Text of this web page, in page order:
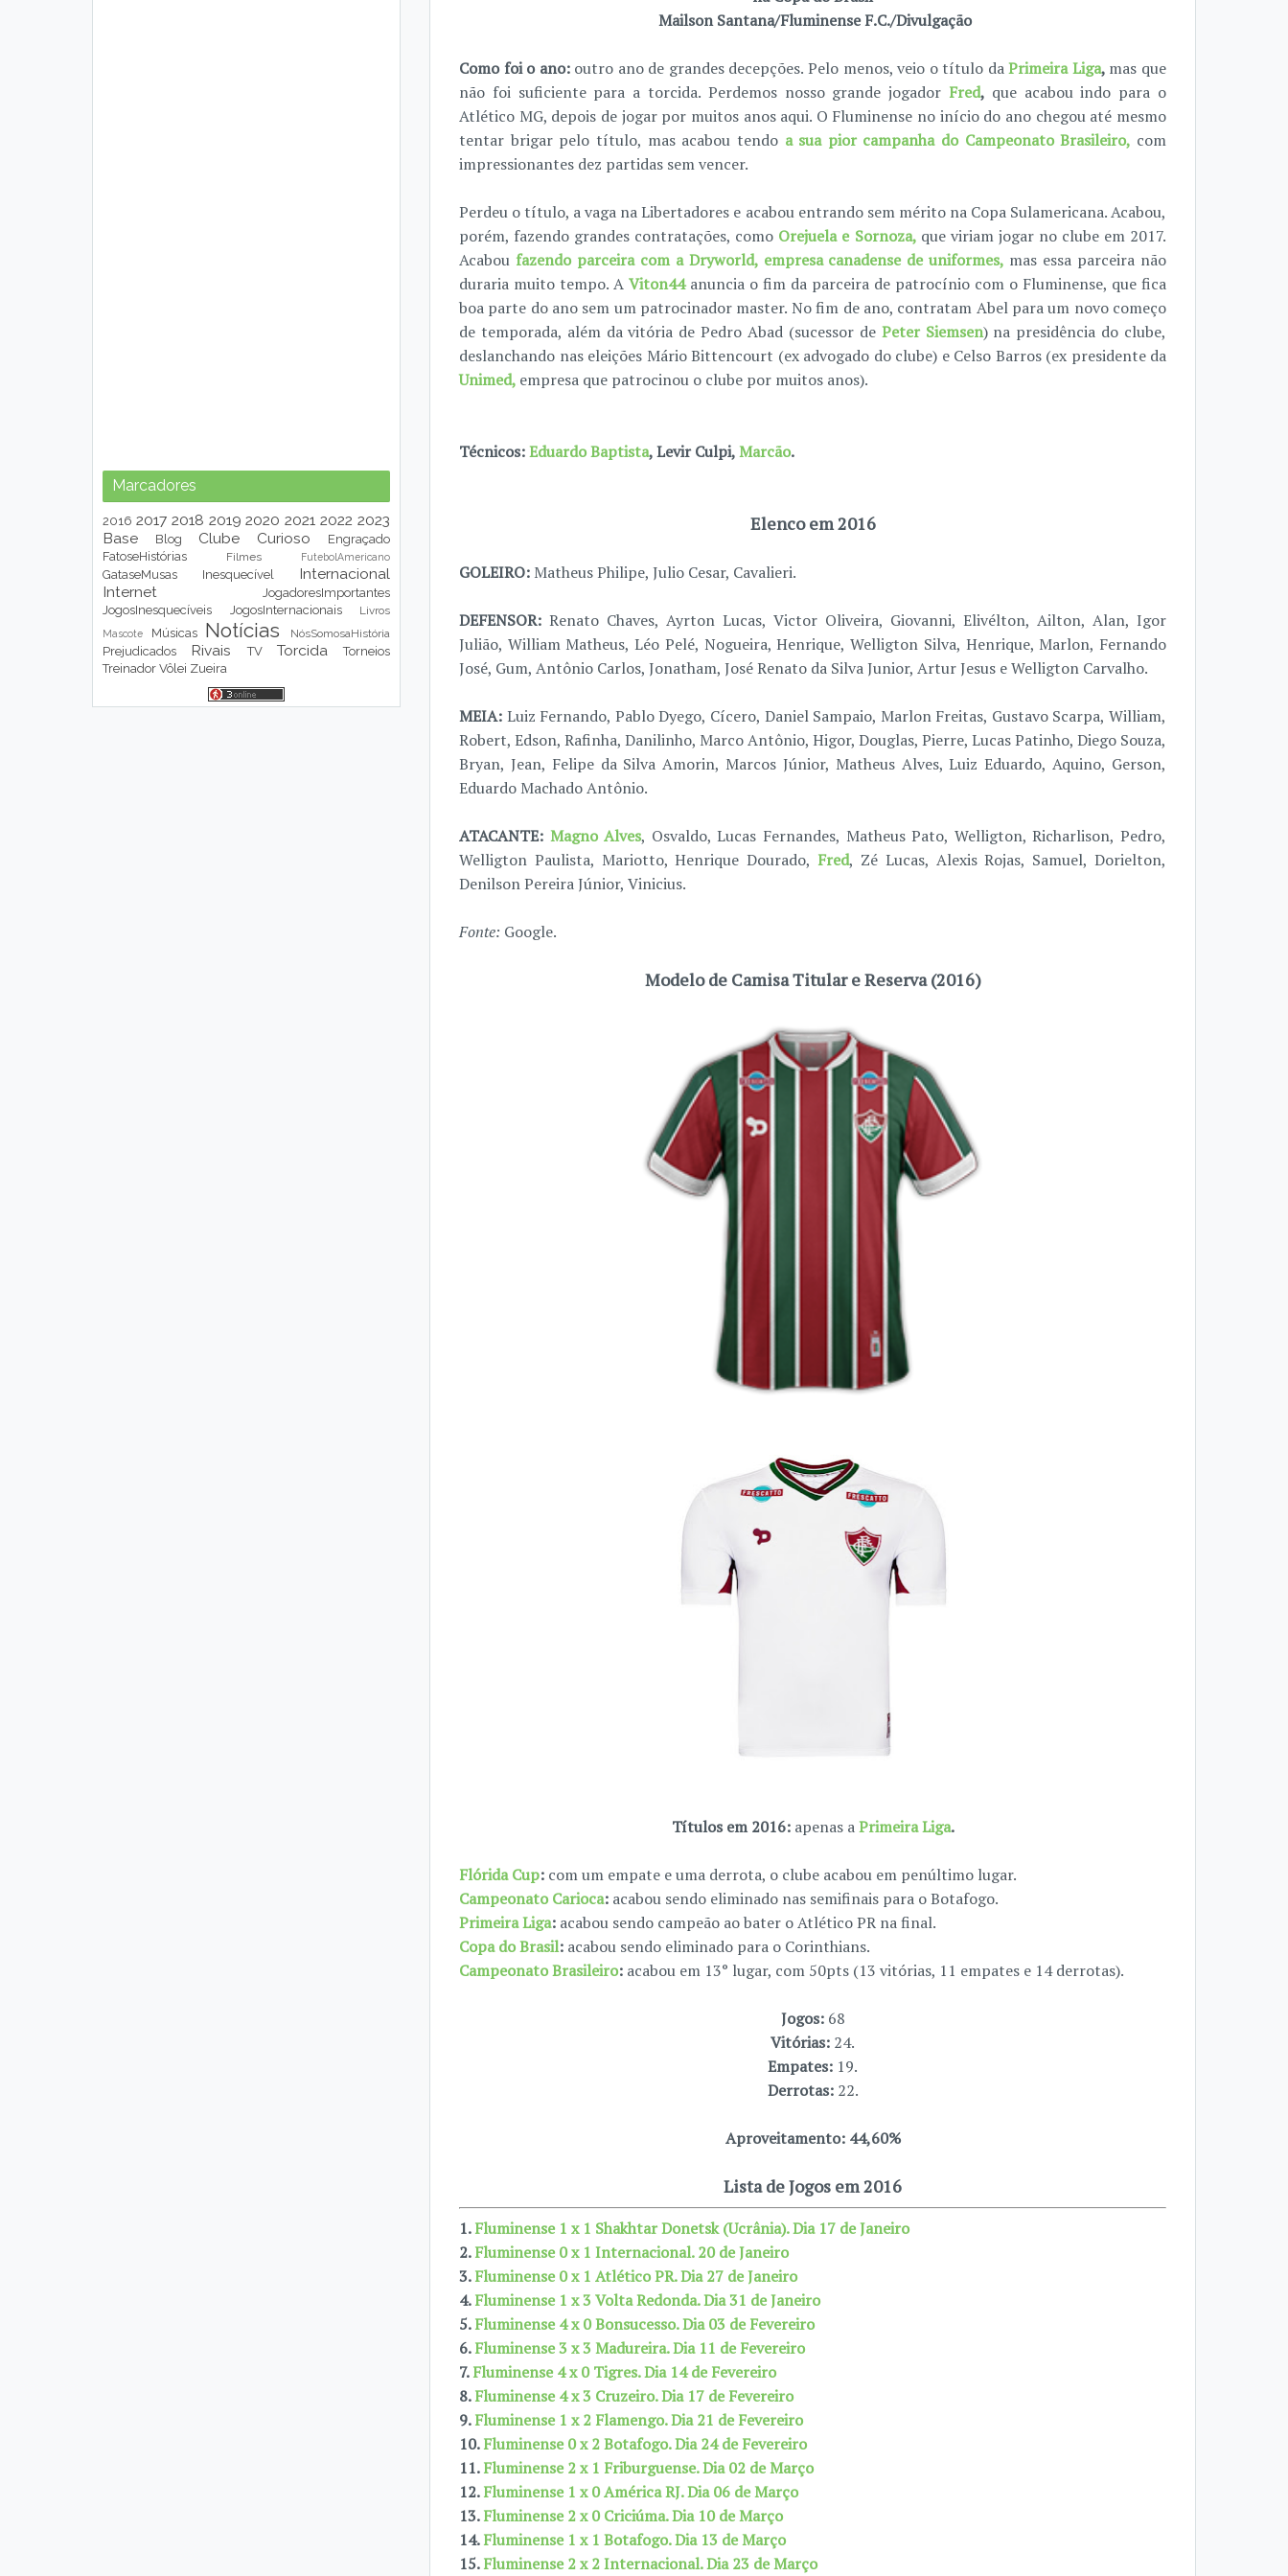
Mailson Santana/Fluminense F.C./Divulgação
Como foi o ano: outro ano de grandes decepções. Pelo menos, veio o título daPrimeira Liga, mas que
não foi suficiente para a torcida. Perdemos nosso grande jogador Fred, que acabou indo para o
Atlético MG, depois de jogar por muitos anos aqui. O Fluminense no início do ano chegou até mesmo
tentar brigar pelo título, mas acabou tendo a sua pior campanha do Campeonato Brasileiro, com
impressionantes dez partidas sem vencer.
Perdeu o título, a vaga na Libertadores e acabou entrando sem mérito na Copa Sulamericana. Acabou,
porém, fazendo grandes contratações, como Orejuela e Sornoza, que viriam jogar no clube em 2017.
Acabou fazendo parceira com a Dryworld, empresa canadense de uniformes, mas essa parceira não
duraria muito tempo. A Viton44 anuncia o fim da parceira de patrocínio com o Fluminense, que fica
boa parte do ano sem um patrocinador master. No fim de ano, contratam Abel para um novo começo
de temporada, além da vitória de Pedro Abad (sucessor de Peter Siemsen) na presidência do clube,
deslanchando nas eleições Mário Bittencourt (ex advogado do clube) e Celso Barros (ex presidente da
Unimed, empresa que patrocinou o clube por muitos anos).
Técnicos:Eduardo Baptista, Levir Culpi,Marcão.
Elenco em 2016
GOLEIRO: Matheus Philipe, Julio Cesar, Cavalieri.
DEFENSOR: Renato Chaves, Ayrton Lucas, Victor Oliveira, Giovanni, Elivélton, Ailton, Alan, Igor
Julião, William Matheus, Léo Pelé, Nogueira, Henrique, Welligton Silva, Henrique, Marlon, Fernando
José, Gum, Antônio Carlos, Jonatham, José Renato da Silva Junior, Artur Jesus e Welligton Carvalho.
MEIA: Luiz Fernando, Pablo Dyego, Cícero, Daniel Sampaio, Marlon Freitas, Gustavo Scarpa, William,
Robert, Edson, Rafinha, Danilinho, Marco Antônio, Higor, Douglas, Pierre, Lucas Patinho, Diego Souza,
Bryan, Jean, Felipe da Silva Amorin, Marcos Júnior, Matheus Alves, Luiz Eduardo, Aquino, Gerson,
Eduardo Machado Antônio.
ATACANTE: Magno Alves, Osvaldo, Lucas Fernandes, Matheus Pato, Welligton, Richarlison, Pedro,
Welligton Paulista, Mariotto, Henrique Dourado, Fred, Zé Lucas, Alexis Rojas, Samuel, Dorielton,
Denilson Pereira Júnior, Vinicius.
Fonte: Google.
Modelo de Camisa Titular e Reserva (2016)
Títulos em 2016: apenas aPrimeira Liga.
Flórida Cup: com um empate e uma derrota, o clube acabou em penúltimo lugar.
Campeonato Carioca: acabou sendo eliminado nas semifinais para o Botafogo.
Primeira Liga: acabou sendo campeão ao bater o Atlético PR na final.
Copa do Brasil: acabou sendo eliminado para o Corinthians.
Campeonato Brasileiro: acabou em 13° lugar, com 50pts (13 vitórias, 11 empates e 14 derrotas).
Jogos: 68
Vitórias: 24.
Empates: 19.
Derrotas: 22.
Aproveitamento: 44,60%
Lista de Jogos em 2016
1.Fluminense 1 x 1 Shakhtar Donetsk (Ucrânia). Dia 17 de Janeiro
2.Fluminense 0 x 1 Internacional. 20 de Janeiro
3.Fluminense 0 x 1 Atlético PR. Dia 27 de Janeiro
4.Fluminense 1 x 3 Volta Redonda. Dia 31 de Janeiro
5.Fluminense 4 x 0 Bonsucesso. Dia 03 de Fevereiro
6.Fluminense 3 x 3 Madureira. Dia 11 de Fevereiro
7.Fluminense 4 x 0 Tigres. Dia 14 de Fevereiro
8.Fluminense 4 x 3 Cruzeiro. Dia 17 de Fevereiro
9.Fluminense 1 x 2 Flamengo. Dia 21 de Fevereiro
10.Fluminense 0 x 2 Botafogo. Dia 24 de Fevereiro
11.Fluminense 2 x 1 Friburguense. Dia 02 de Março
12.Fluminense 1 x 0 América RJ. Dia 06 de Março
13.Fluminense 2 x 0 Criciúma. Dia 10 de Março
14.Fluminense 1 x 1 Botafogo. Dia 13 de Março
15.Fluminense 2 x 2 Internacional. Dia 23 de Março
Marcadores
2016 2017 2018 2019 2020 2021 2022 2023
Base
Blog Clube Curioso
Engraçado
FatoseHistórias
Filmes FutebolAmericano
GataseMusas Inesquecível
Internacional
Internet
JogadoresImportantes
JogosInesquecíveis
JogosInternacionais Livros
Mascote Músicas Notícias NósSomosaHistória
Prejudicados Rivais TV Torcida
Torneios
Treinador Vôlei Zueira